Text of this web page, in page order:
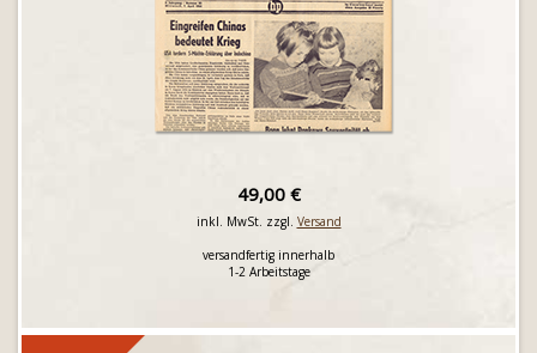
49,00 €
inkl. MwSt. zzgl. Versand
versandfertig innerhalb
1-2 Arbeitstage